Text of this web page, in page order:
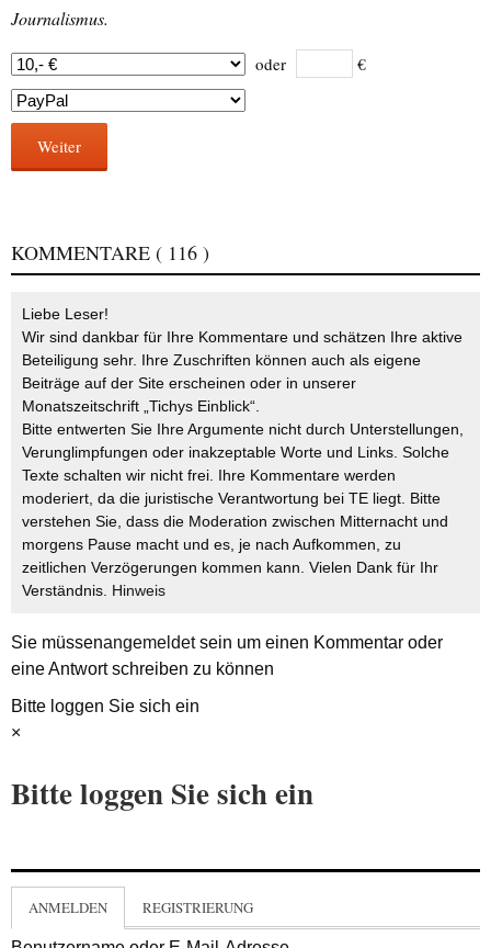
Journalismus.
oder €
Weiter
KOMMENTARE ( 116 )
Liebe Leser!
Wir sind dankbar für Ihre Kommentare und schätzen Ihre aktive
Beteiligung sehr. Ihre Zuschriften können auch als eigene
Beiträge auf der Site erscheinen oder in unserer
Monatszeitschrift „Tichys Einblick“.
Bitte entwerten Sie Ihre Argumente nicht durch Unterstellungen,
Verunglimpfungen oder inakzeptable Worte und Links. Solche
Texte schalten wir nicht frei. Ihre Kommentare werden
moderiert, da die juristische Verantwortung bei TE liegt. Bitte
verstehen Sie, dass die Moderation zwischen Mitternacht und
morgens Pause macht und es, je nach Aufkommen, zu
zeitlichen Verzögerungen kommen kann. Vielen Dank für Ihr
Verständnis. Hinweis
Sie müssenangemeldetsein um einen Kommentar oder
eine Antwort schreiben zu können
Bitte loggen Sie sich ein
×
Bitte loggen Sie sich ein
ANMELDEN REGISTRIERUNG